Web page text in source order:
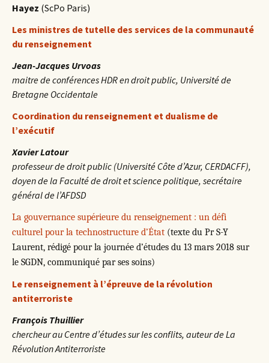
Hayez (ScPo Paris)
Les ministres de tutelle des services de la communauté
du renseignement
Jean-Jacques Urvoas
maitre de conférences HDR en droit public, Université de
Bretagne Occidentale
Coordination du renseignement et dualisme de
l’exécutif
Xavier Latour
professeur de droit public (Université Côte d’Azur, CERDACFF),
doyen de la Faculté de droit et science politique, secrétaire
général de l’AFDSD
La gouvernance supérieure du renseignement : un défi
culturel pour la technostructure d’État (texte du Pr S-Y
Laurent, rédigé pour la journée d’études du 13 mars 2018 sur
le SGDN, communiqué par ses soins)
Le renseignement à l’épreuve de la révolution
antiterroriste
François Thuillier
chercheur au Centre d’études sur les conflits, auteur de La
Révolution Antiterroriste